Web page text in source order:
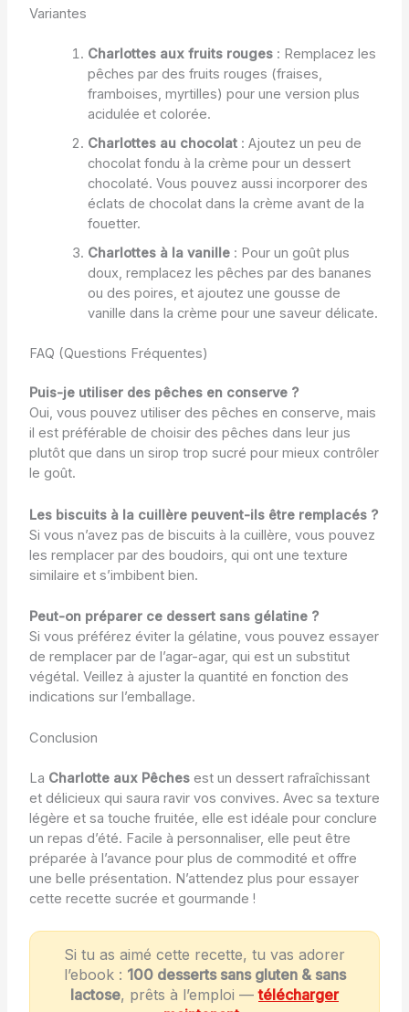
Variantes
Charlottes aux fruits rouges: Remplacez les
pêches par des fruits rouges (fraises,
framboises, myrtilles) pour une version plus
acidulée et colorée.
Charlottes au chocolat: Ajoutez un peu de
chocolat fondu à la crème pour un dessert
chocolaté. Vous pouvez aussi incorporer des
éclats de chocolat dans la crème avant de la
fouetter.
Charlottes à la vanille: Pour un goût plus
doux, remplacez les pêches par des bananes
ou des poires, et ajoutez une gousse de
vanille dans la crème pour une saveur délicate.
FAQ (Questions Fréquentes)
Puis-je utiliser des pêches en conserve ?
Oui, vous pouvez utiliser des pêches en conserve, mais
il est préférable de choisir des pêches dans leur jus
plutôt que dans un sirop trop sucré pour mieux contrôler
le goût.
Les biscuits à la cuillère peuvent-ils être remplacés ?
Si vous n’avez pas de biscuits à la cuillère, vous pouvez
les remplacer par des boudoirs, qui ont une texture
similaire et s’imbibent bien.
Peut-on préparer ce dessert sans gélatine ?
Si vous préférez éviter la gélatine, vous pouvez essayer
de remplacer par de l’agar-agar, qui est un substitut
végétal. Veillez à ajuster la quantité en fonction des
indications sur l’emballage.
Conclusion
La Charlotte aux Pêchesest un dessert rafraîchissant
et délicieux qui saura ravir vos convives. Avec sa texture
légère et sa touche fruitée, elle est idéale pour conclure
un repas d’été. Facile à personnaliser, elle peut être
préparée à l’avance pour plus de commodité et offre
une belle présentation. N’attendez plus pour essayer
cette recette sucrée et gourmande !
Si tu as aimé cette recette, tu vas adorer
l’ebook : 100 desserts sans gluten & sans
lactose, prêts à l’emploi —télécharger